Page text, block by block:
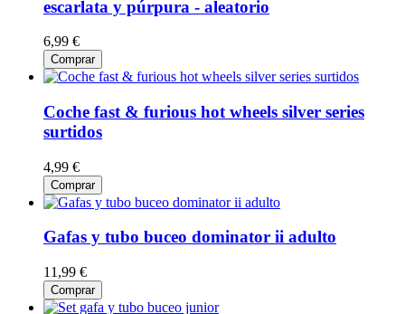
escarlata y púrpura - aleatorio
6,99 €
Comprar
Coche fast & furious hot wheels silver series
surtidos
4,99 €
Comprar
Gafas y tubo buceo dominator ii adulto
11,99 €
Comprar